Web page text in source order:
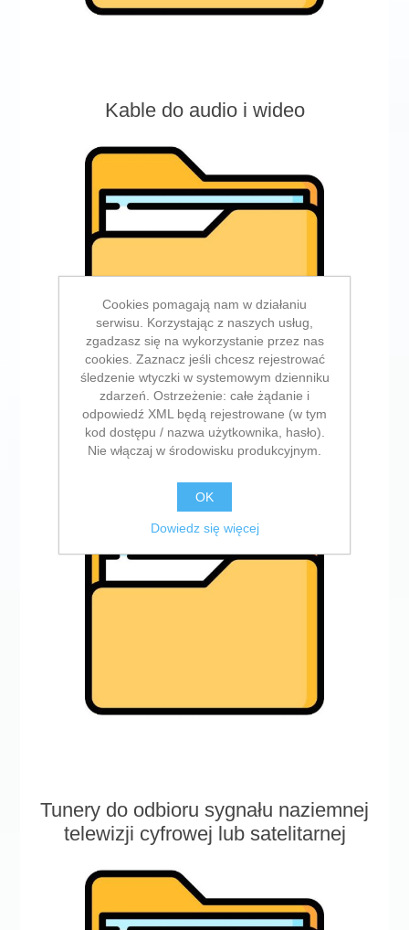
Kable do audio i wideo
Streaming TV
Tunery do odbioru sygnału naziemnej
telewizji cyfrowej lub satelitarnej
Cookies pomagają nam w działaniu
serwisu. Korzystając z naszych usług,
zgadzasz się na wykorzystanie przez nas
cookies. Zaznacz jeśli chcesz rejestrować
śledzenie wtyczki w systemowym dzienniku
zdarzeń. Ostrzeżenie: całe żądanie i
odpowiedź XML będą rejestrowane (w tym
kod dostępu / nazwa użytkownika, hasło).
Nie włączaj w środowisku produkcyjnym.
OK
Dowiedz się więcej